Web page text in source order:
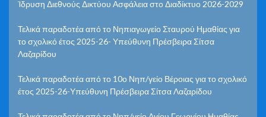
Ίδρυση Διεθνούς Δικτύου Ασφάλεια στο Διαδίκτυο 2026-2029
Τελικά παραδοτέα από το Νηπιαγωγείο Σταυρού Ημαθίας για
το σχολικό έτος 2025-26- Υπεύθυνη Πρέσβειρα Σίτσα
Λαζαρίδου
Τελικά παραδοτέα από το 10ο Νηπ/γείο Βέροιας για το σχολικό
έτος 2025-26-Υπεύθυνη Πρέσβειρα Σίτσα Λαζαρίδου